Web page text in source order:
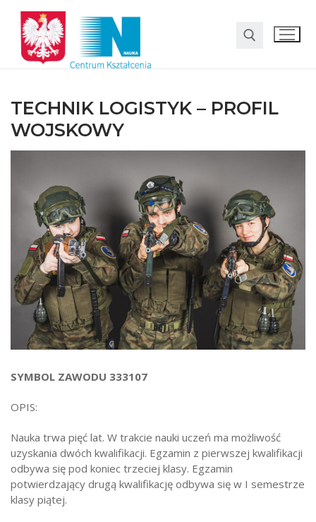
Oferta
LO SMS Talent
Strefa rodzica
Strefa ucznia
Rekrutacja
Oferty pracy dla pracowników
TECHNIK LOGISTYK – PROFIL
WOJSKOWY
SYMBOL ZAWODU 333107
OPIS:
Nauka trwa pięć lat. W trakcie nauki uczeń ma możliwość
uzyskania dwóch kwalifikacji. Egzamin z pierwszej kwalifikacji
odbywa się pod koniec trzeciej klasy. Egzamin
potwierdzający drugą kwalifikację odbywa się w I semestrze
klasy piątej.